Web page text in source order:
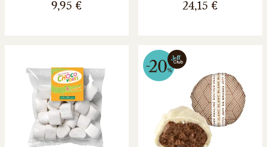
9,95 € 24,15 €